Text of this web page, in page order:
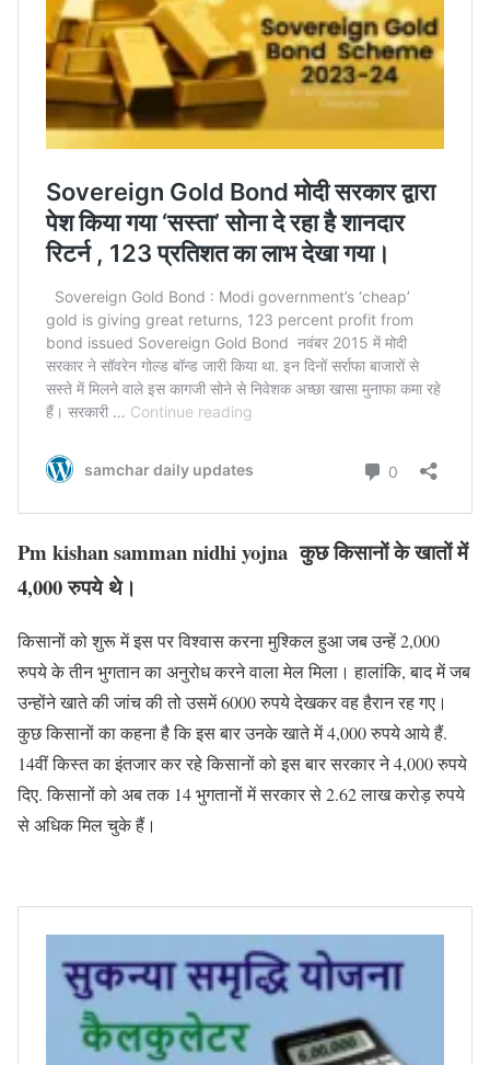
Pm kishan samman nidhi yojna कुछ किसानों के खातों में
4,000 रुपये थे।
किसानों को शुरू में इस पर विश्वास करना मुश्किल हुआ जब उन्हें 2,000
रुपये के तीन भुगतान का अनुरोध करने वाला मेल मिला। हालांकि, बाद में जब
उन्होंने खाते की जांच की तो उसमें 6000 रुपये देखकर वह हैरान रह गए।
कुछ किसानों का कहना है कि इस बार उनके खाते में 4,000 रुपये आये हैं.
14वीं किस्त का इंतजार कर रहे किसानों को इस बार सरकार ने 4,000 रुपये
दिए. किसानों को अब तक 14 भुगतानों में सरकार से 2.62 लाख करोड़ रुपये
से अधिक मिल चुके हैं।